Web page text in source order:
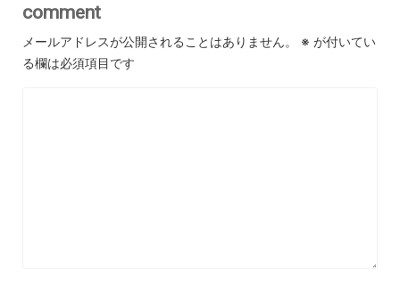
comment
メールアドレスが公開されることはありません。 ※ が付いてい
る欄は必須項目です